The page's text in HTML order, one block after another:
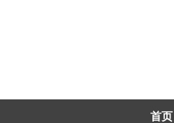
首页